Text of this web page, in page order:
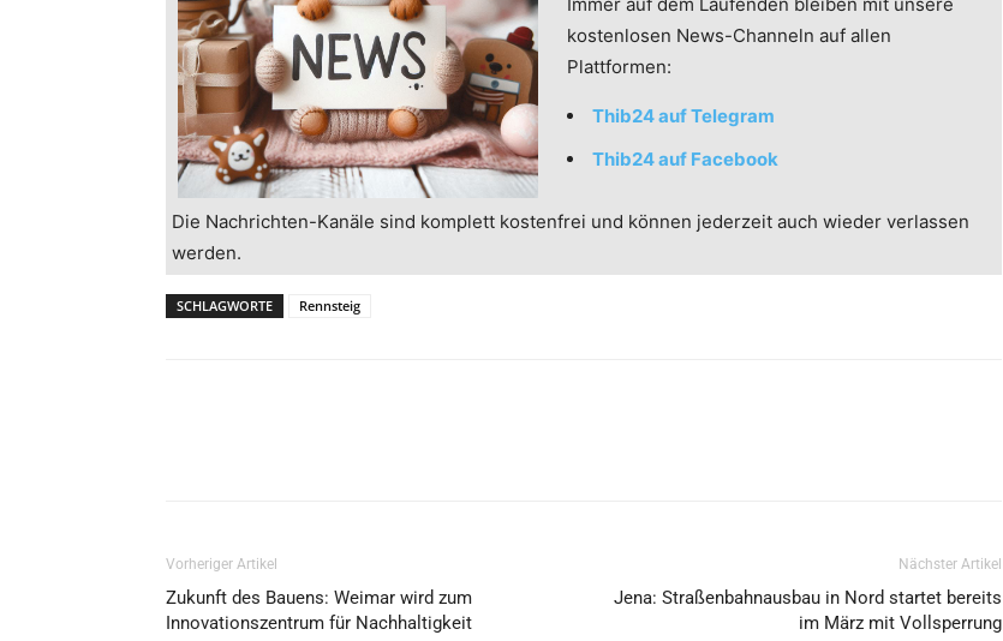
kostenlosen News-Channeln auf allen
Plattformen:
Thib24 auf Telegram
Thib24 auf Facebook
Die Nachrichten-Kanäle sind komplett kostenfrei und können jederzeit auch wieder verlassen
werden.
SCHLAGWORTE Rennsteig
Vorheriger Artikel
Zukunft des Bauens: Weimar wird zum
Innovationszentrum für Nachhaltigkeit
Nächster Artikel
Jena: Straßenbahnausbau in Nord startet bereits
im März mit Vollsperrung